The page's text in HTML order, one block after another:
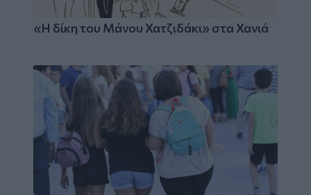
«Η δίκη του Μάνου Χατζιδάκι» στα Χανιά